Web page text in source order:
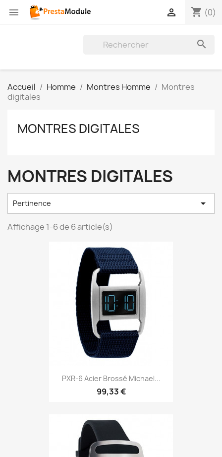
 shopping_cart (0)


Accueil Homme Montres Homme
Montres
digitales
MONTRES DIGITALES
MONTRES DIGITALES
Pertinence 
Affichage 1-6 de 6 article(s)
PXR-6 Acier Brossé Michael...
99,33 €